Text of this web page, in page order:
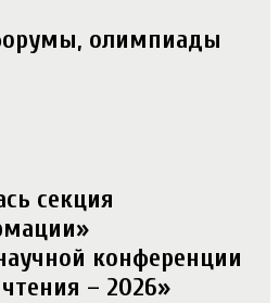
олимпиады
секция
конференции
– 2026»